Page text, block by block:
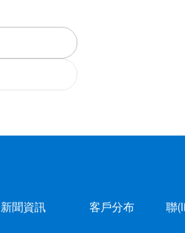
新聞資訊 客戶分布 聯